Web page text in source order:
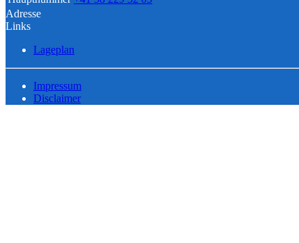
Adresse
Links
Lageplan
Impressum
Disclaimer